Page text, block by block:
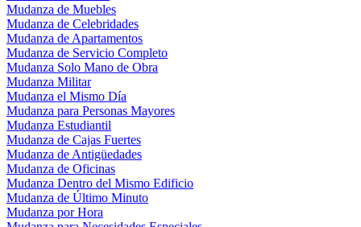
Mudanza de Muebles
Mudanza de Celebridades
Mudanza de Apartamentos
Mudanza de Servicio Completo
Mudanza Solo Mano de Obra
Mudanza Militar
Mudanza el Mismo Día
Mudanza para Personas Mayores
Mudanza Estudiantil
Mudanza de Cajas Fuertes
Mudanza de Antigüedades
Mudanza de Oficinas
Mudanza Dentro del Mismo Edificio
Mudanza de Último Minuto
Mudanza por Hora